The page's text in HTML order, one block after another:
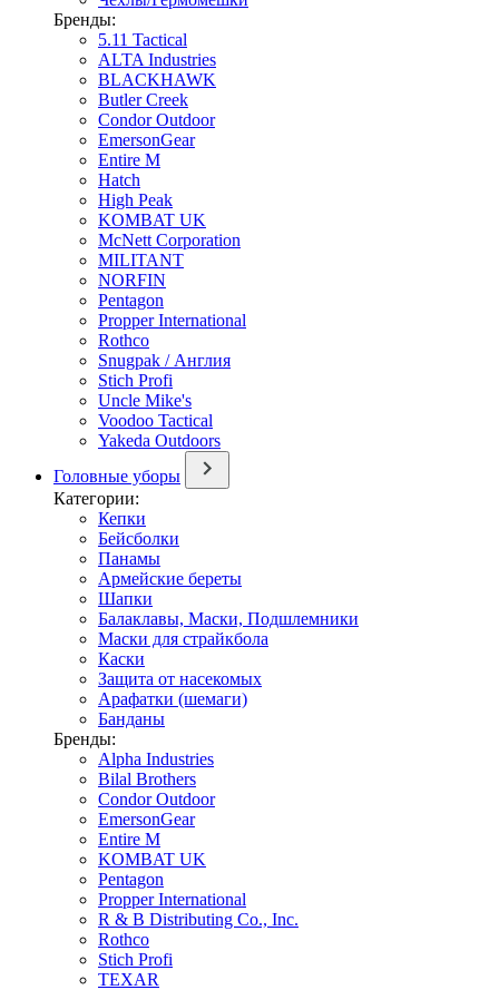
Бренды:
5.11 Tactical
ALTA Industries
BLACKHAWK
Butler Creek
Condor Outdoor
EmersonGear
Entire M
Hatch
High Peak
KOMBAT UK
McNett Corporation
MILITANT
NORFIN
Pentagon
Propper International
Rothco
Snugpak / Англия
Stich Profi
Uncle Mike's
Voodoo Tactical
Yakeda Outdoors
Головные уборы
Категории:
Кепки
Бейсболки
Панамы
Армейские береты
Шапки
Балаклавы, Маски, Подшлемники
Маски для страйкбола
Каски
Защита от насекомых
Арафатки (шемаги)
Банданы
Бренды:
Alpha Industries
Bilal Brothers
Condor Outdoor
EmersonGear
Entire M
KOMBAT UK
Pentagon
Propper International
R & B Distributing Co., Inc.
Rothco
Stich Profi
TEXAR